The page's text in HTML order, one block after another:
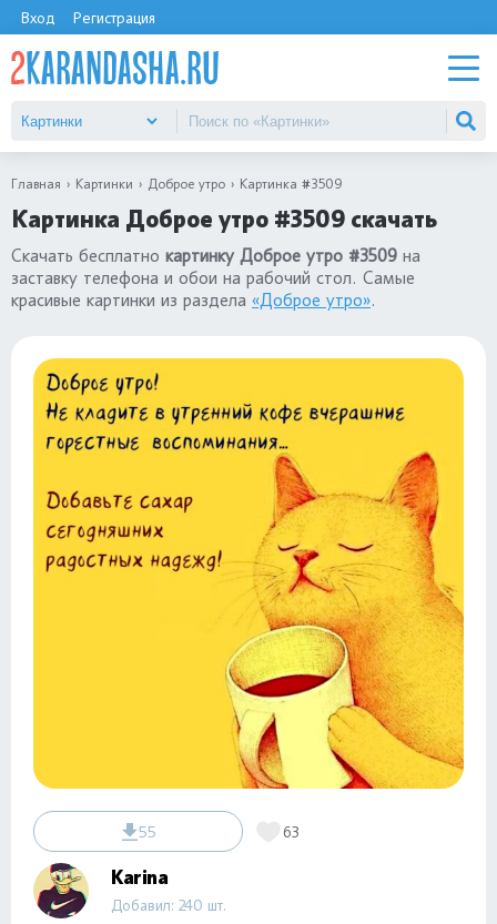
Вход Регистрация
Главная Картинки Доброе утро Картинка #3509
Картинка Доброе утро #3509 скачать
Скачать бесплатно картинку Доброе утро #3509 на
заставку телефона и обои на рабочий стол. Самые
красивые картинки из раздела «Доброе утро».
55 63
Karina
Добавил: 240 шт.